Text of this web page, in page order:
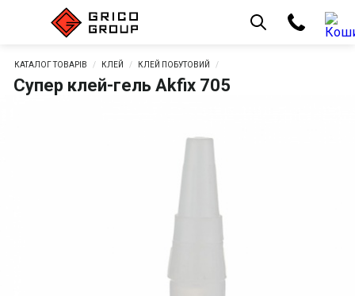
КАТАЛОГ ТОВАРІВ КЛЕЙ КЛЕЙ ПОБУТОВИЙ
Супер клей-гель Akfix 705